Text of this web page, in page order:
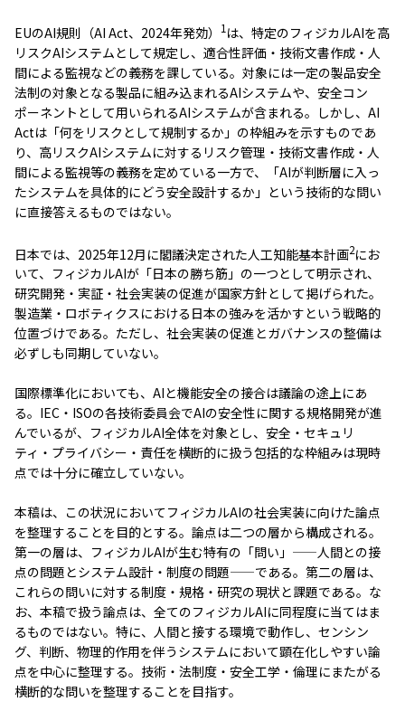
EUのAI規則（AI Act、2024年発効） 1 は、特定のフィジカルAIを高
リスクAIシステムとして規定し、適合性評価・技術文書作成・人
間による監視などの義務を課している。対象には一定の製品安全
法制の対象となる製品に組み込まれるAIシステムや、安全コン
ポーネントとして用いられるAIシステムが含まれる。しかし、AI
Actは「何をリスクとして規制するか」の枠組みを示すものであ
り、高リスクAIシステムに対するリスク管理・技術文書作成・人
間による監視等の義務を定めている一方で、「AIが判断層に入っ
たシステムを具体的にどう安全設計するか」という技術的な問い
に直接答えるものではない。
日本では、2025年12月に閣議決定された人工知能基本計画2にお
いて、フィジカルAIが「日本の勝ち筋」の一つとして明示され、
研究開発・実証・社会実装の促進が国家方針として掲げられた。
製造業・ロボティクスにおける日本の強みを活かすという戦略的
位置づけである。ただし、社会実装の促進とガバナンスの整備は
必ずしも同期していない。
国際標準化においても、AIと機能安全の接合は議論の途上にあ
る。IEC・ISOの各技術委員会でAIの安全性に関する規格開発が進
んでいるが、フィジカルAI全体を対象とし、安全・セキュリ
ティ・プライバシー・責任を横断的に扱う包括的な枠組みは現時
点では十分に確立していない。
本稿は、この状況においてフィジカルAIの社会実装に向けた論点
を整理することを目的とする。論点は二つの層から構成される。
第一の層は、フィジカルAIが生む特有の「問い」——人間との接
点の問題とシステム設計・制度の問題——である。第二の層は、
これらの問いに対する制度・規格・研究の現状と課題である。な
お、本稿で扱う論点は、全てのフィジカルAIに同程度に当てはま
るものではない。特に、人間と接する環境で動作し、センシン
グ、判断、物理的作用を伴うシステムにおいて顕在化しやすい論
点を中心に整理する。技術・法制度・安全工学・倫理にまたがる
横断的な問いを整理することを目指す。